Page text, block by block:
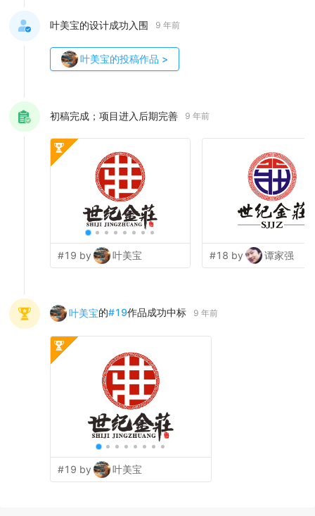
叶美宝的设计成功入围 9 年前
叶美宝的投稿作品 >
初稿完成；项目进入后期完善 9 年前
#19 by 叶美宝 #18 by 谭家强
叶美宝的#19作品成功中标 9 年前
#19 by 叶美宝